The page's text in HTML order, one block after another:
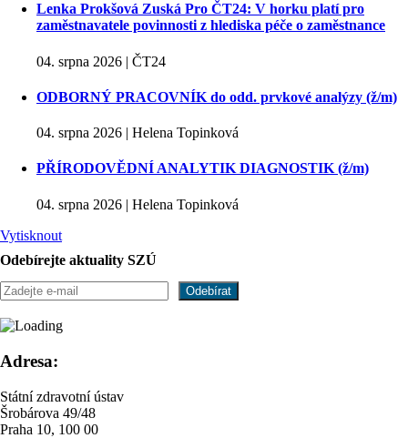
Lenka Prokšová Zuská Pro ČT24: V horku platí pro
zaměstnavatele povinnosti z hlediska péče o zaměstnance
04. srpna 2026 | ČT24
ODBORNÝ PRACOVNÍK do odd. prvkové analýzy (ž/m)
04. srpna 2026 | Helena Topinková
PŘÍRODOVĚDNÍ ANALYTIK DIAGNOSTIK (ž/m)
04. srpna 2026 | Helena Topinková
Vytisknout
Odebírejte aktuality SZÚ
Adresa:
Státní zdravotní ústav
Šrobárova 49/48
Praha 10, 100 00